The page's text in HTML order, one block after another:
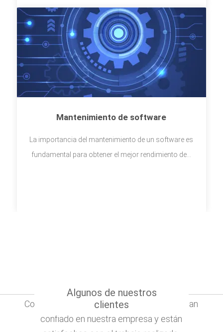
Mantenimiento de software
La importancia del mantenimiento de un software es
fundamental para obtener el mejor rendimiento de...
Algunos de nuestros
clientes
Conoce algunos de nuestros clientes que han
confiado en nuestra empresa y están